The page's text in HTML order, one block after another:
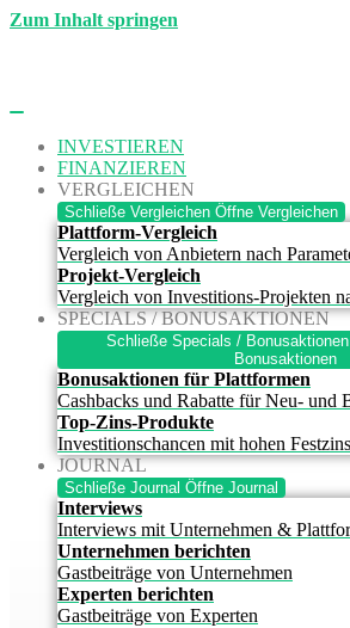
Zum Inhalt springen
INVESTIEREN
FINANZIEREN
VERGLEICHEN
Schließe Vergleichen Öffne Vergleichen
Plattform-Vergleich
Vergleich von Anbietern nach
Projekt-Vergleich
Vergleich von Investitions-Projekten
SPECIALS / BONUSAKTIONEN
Schließe Specials / Bonusaktionen
Bonusaktionen
Bonusaktionen für Plattformen
Cashbacks und Rabatte für Neu- und
Top-Zins-Produkte
Investitionschancen mit hohen
JOURNAL
Schließe Journal Öffne Journal
Interviews
Interviews mit Unternehmen &
Unternehmen berichten
Gastbeiträge von Unternehmen
Experten berichten
Gastbeiträge von Experten